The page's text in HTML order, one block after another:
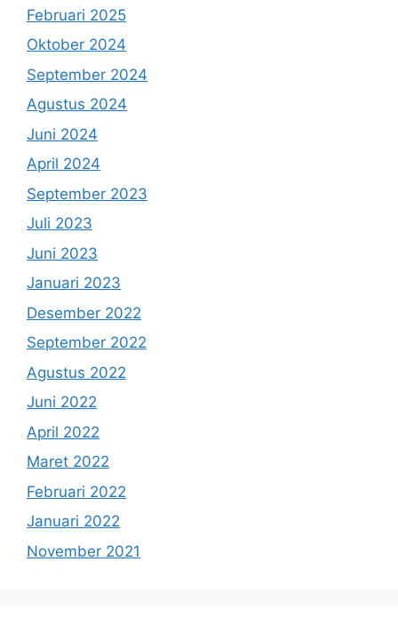
Februari 2025
Oktober 2024
September 2024
Agustus 2024
Juni 2024
April 2024
September 2023
Juli 2023
Juni 2023
Januari 2023
Desember 2022
September 2022
Agustus 2022
Juni 2022
April 2022
Maret 2022
Februari 2022
Januari 2022
November 2021